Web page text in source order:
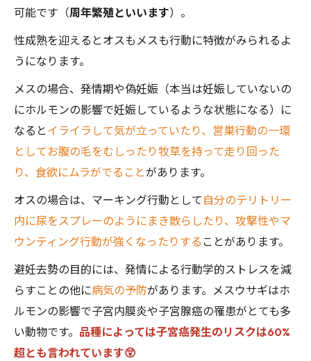
可能です（周年繁殖といいます）。
性成熟を迎えるとオスもメスも行動に特徴がみられるよ
うになります。
メスの場合、発情期や偽妊娠（本当は妊娠していないの
にホルモンの影響で妊娠しているような状態になる）に
なると イライラして気が立っていたり、営巣行動の一環
としてお腹の毛をむしったり牧草を持って走り回った
り、食欲にムラがでることがあります。
オスの場合は、マーキング行動として 自分のテリトリー
内に尿をスプレーのようにまき散らしたり、攻撃性やマ
ウンティング行動が強くなったりする ことがあります。
避妊去勢の目的には、発情による行動学的ストレスを減
らすことの他に病気の予防があります。メスウサギはホ
ルモンの影響で子宮内膜炎や子宮腺癌の罹患がとても多
い動物です。 品種によっては子宮癌発生のリスクは60%
超とも言われています😲